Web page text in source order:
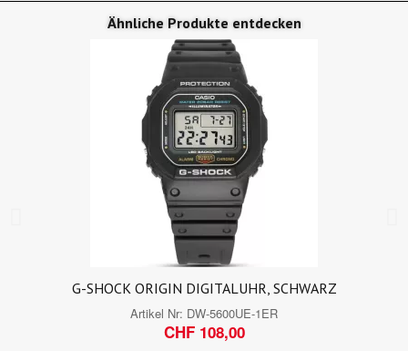
Ähnliche Produkte entdecken
G-SHOCK ORIGIN DIGITALUHR, SCHWARZ
Artikel Nr: DW-5600UE-1ER
CHF 108,00